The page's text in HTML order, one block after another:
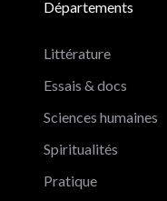
Départements
Littérature
Essais & docs
Sciences humaines
Spiritualités
Pratique